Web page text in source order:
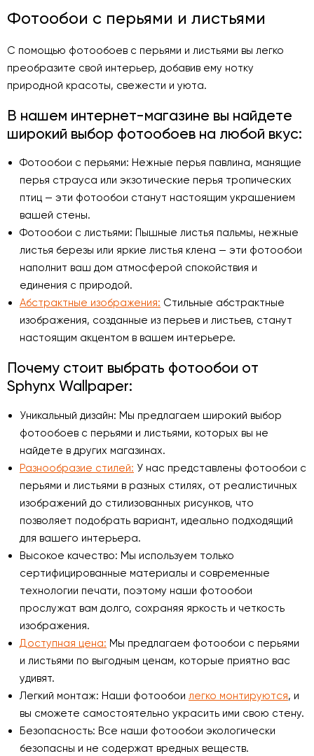
Фотообои с перьями и листьями
С помощью фотообоев с перьями и листьями вы легко
преобразите свой интерьер, добавив ему нотку
природной красоты, свежести и уюта.
В нашем интернет-магазине вы найдете
широкий выбор фотообоев на любой вкус:
Фотообои с перьями: Нежные перья павлина, манящие
перья страуса или экзотические перья тропических
птиц — эти фотообои станут настоящим украшением
вашей стены.
Фотообои с листьями: Пышные листья пальмы, нежные
листья березы или яркие листья клена — эти фотообои
наполнит ваш дом атмосферой спокойствия и
единения с природой.
Абстрактные изображения: Стильные абстрактные
изображения, созданные из перьев и листьев, станут
настоящим акцентом в вашем интерьере.
Почему стоит выбрать фотообои от
Sphynx Wallpaper:
Уникальный дизайн: Мы предлагаем широкий выбор
фотообоев с перьями и листьями, которых вы не
найдете в других магазинах.
Разнообразие стилей: У нас представлены фотообои с
перьями и листьями в разных стилях, от реалистичных
изображений до стилизованных рисунков, что
позволяет подобрать вариант, идеально подходящий
для вашего интерьера.
Высокое качество: Мы используем только
сертифицированные материалы и современные
технологии печати, поэтому наши фотообои
прослужат вам долго, сохраняя яркость и четкость
изображения.
Доступная цена: Мы предлагаем фотообои с перьями
и листьями по выгодным ценам, которые приятно вас
удивят.
Легкий монтаж: Наши фотообои легко монтируются, и
вы сможете самостоятельно украсить ими свою стену.
Безопасность: Все наши фотообои экологически
безопасны и не содержат вредных веществ.